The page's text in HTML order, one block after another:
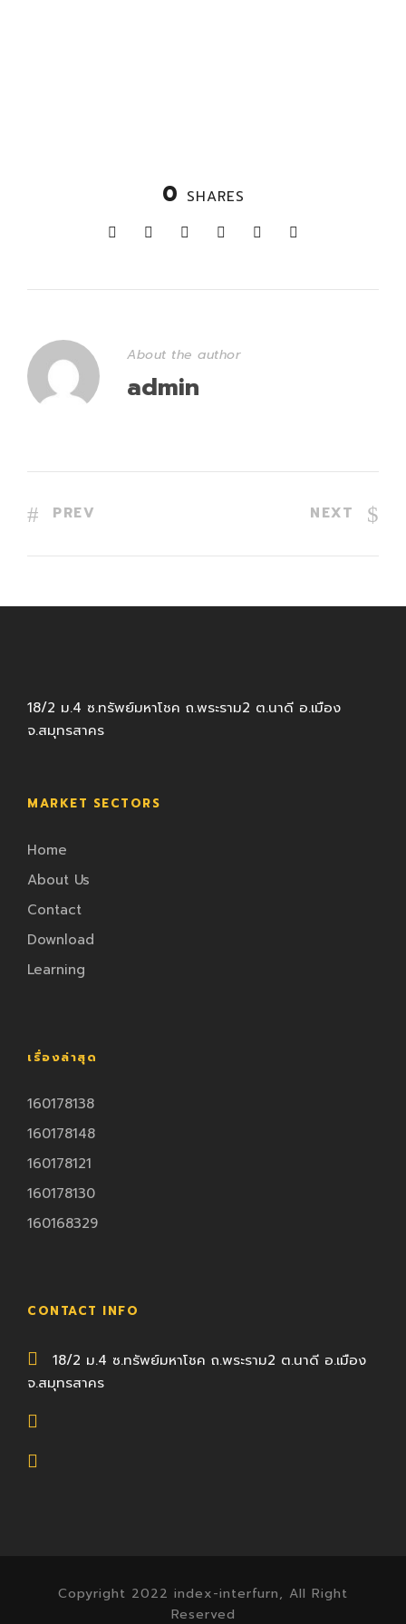
0 SHARES
About the author
admin
PREV NEXT
18/2 ม.4 ซ.ทรัพย์มหาโชค ถ.พระราม2 ต.นาดี อ.เมือง
จ.สมุทรสาคร
MARKET SECTORS
Home
About Us
Contact
Download
Learning
เรื่องล่าสุด
160178138
160178148
160178121
160178130
160168329
CONTACT INFO
18/2 ม.4 ซ.ทรัพย์มหาโชค ถ.พระราม2 ต.นาดี อ.เมือง
จ.สมุทรสาคร
Copyright 2022 index-interfurn, All Right
Reserved